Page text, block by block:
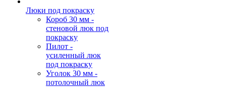
Люки под покраску
Короб 30 мм -
стеновой люк под
покраску
Пилот -
усиленный люк
под покраску
Уголок 30 мм -
потолочный люк